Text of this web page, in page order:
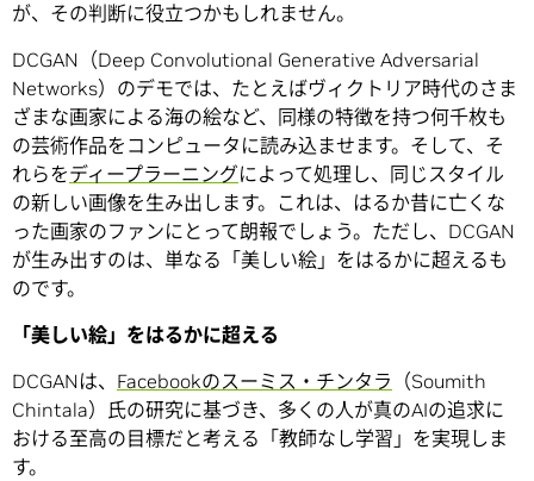
が、その判断に役立つかもしれません。
DCGAN（Deep Convolutional Generative Adversarial
Networks）のデモでは、たとえばヴィクトリア時代のさま
ざまな画家による海の絵など、同様の特徴を持つ何千枚も
の芸術作品をコンピュータに読み込ませます。そして、そ
れらをディープラーニングによって処理し、同じスタイル
の新しい画像を生み出します。これは、はるか昔に亡くな
った画家のファンにとって朗報でしょう。ただし、DCGAN
が生み出すのは、単なる「美しい絵」をはるかに超えるも
のです。
「美しい絵」をはるかに超える
DCGANは、 Facebookのスーミス・チンタラ （Soumith
Chintala）氏の研究に基づき、多くの人が真のAIの追求に
おける至高の目標だと考える「教師なし学習」を実現しま
す。